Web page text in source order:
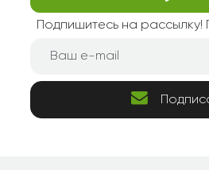
Подпишитесь на